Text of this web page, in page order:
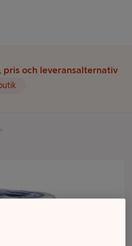
och leveransalternativ